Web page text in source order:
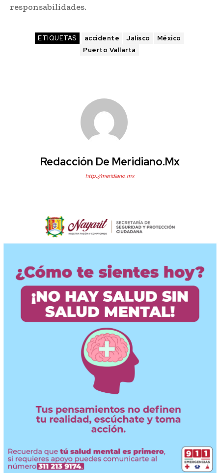
responsabilidades.
ETIQUETAS accidente Jalisco
México
Puerto Vallarta
Redacción De Meridiano.mx
http://meridiano.mx